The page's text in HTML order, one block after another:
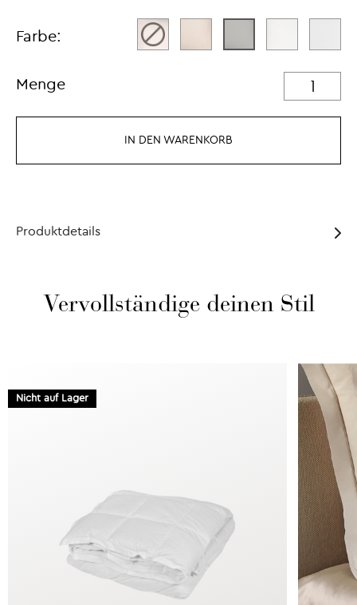
Farbe:
Menge
IN DEN WARENKORB
Produktdetails
Vervollständige deinen Stil
Nicht auf Lager